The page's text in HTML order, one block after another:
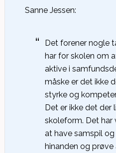
Sanne Jessen:
Det forener nogle
har for skolen om
aktive i
måske er det ikke
styrke og
Det er ikke det der
skoleform. Det
at have samspil
hinanden og